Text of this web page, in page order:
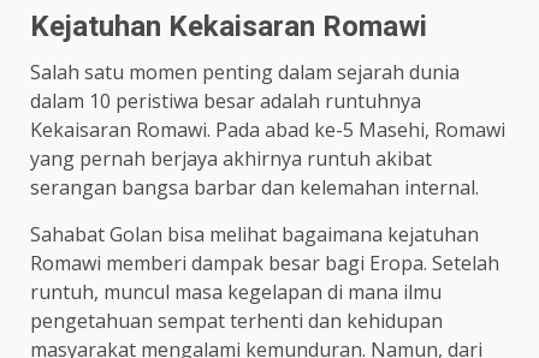
Kejatuhan Kekaisaran Romawi
Salah satu momen penting dalam sejarah dunia
dalam 10 peristiwa besar adalah runtuhnya
Kekaisaran Romawi. Pada abad ke-5 Masehi, Romawi
yang pernah berjaya akhirnya runtuh akibat
serangan bangsa barbar dan kelemahan internal.
Sahabat Golan bisa melihat bagaimana kejatuhan
Romawi memberi dampak besar bagi Eropa. Setelah
runtuh, muncul masa kegelapan di mana ilmu
pengetahuan sempat terhenti dan kehidupan
masyarakat mengalami kemunduran. Namun, dari